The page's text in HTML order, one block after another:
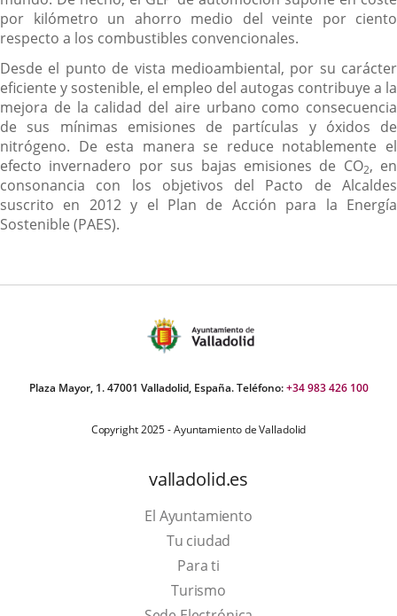
por kilómetro un ahorro medio del veinte por ciento
respecto a los combustibles convencionales.
Desde el punto de vista medioambiental, por su carácter
eficiente y sostenible, el empleo del autogas contribuye a la
mejora de la calidad del aire urbano como consecuencia
de sus mínimas emisiones de partículas y óxidos de
nitrógeno. De esta manera se reduce notablemente el
efecto invernadero por sus bajas emisiones de CO2, en
consonancia con los objetivos del Pacto de Alcaldes
suscrito en 2012 y el Plan de Acción para la Energía
Sostenible (PAES).
Plaza Mayor, 1. 47001 Valladolid, España. Teléfono:+34 983 426 100
Copyright 2025 - Ayuntamiento de Valladolid
valladolid.es
El Ayuntamiento
Tu ciudad
Para ti
TurismoThis